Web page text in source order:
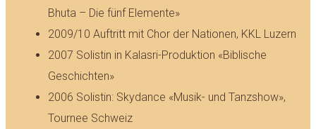
Bhuta – Die fünf Elemente»
2009/10 Auftritt mit Chor der Nationen, KKL Luzern
2007 Solistin in Kalasri-Produktion «Biblische
Geschichten»
2006 Solistin: Skydance «Musik- und Tanzshow»,
Tournee Schweiz